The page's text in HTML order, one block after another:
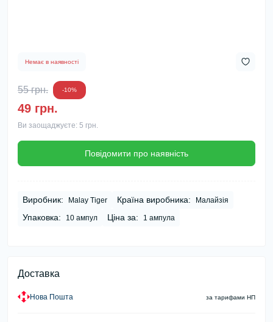
Немає в наявності
55 грн. -10%
49 грн.
Ви заощаджуєте: 5 грн.
Повідомити про наявність
Виробник: Malay Tiger Країна виробника: Малайзія
Упаковка: 10 ампул Ціна за: 1 ампула
Доставка
Нова Пошта за тарифами НП